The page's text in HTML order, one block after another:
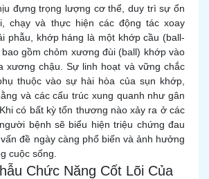
đựng trọng lượng cơ thể, duy trì sự ổn
chạy và thực hiện các động tác xoay
phẫu, khớp háng là một khớp cầu (ball-
gồm chỏm xương đùi (ball) khớp vào
xương chậu. Sự linh hoạt và vững chắc
thuộc vào sự hài hòa của sụn khớp,
và các cấu trúc xung quanh như gân
có bất kỳ tổn thương nào xảy ra ở các
bệnh sẽ biểu hiện triệu chứng đau
đề ngày càng phổ biến và ảnh hưởng
cuộc sống.
Chức Năng Cốt Lõi Của